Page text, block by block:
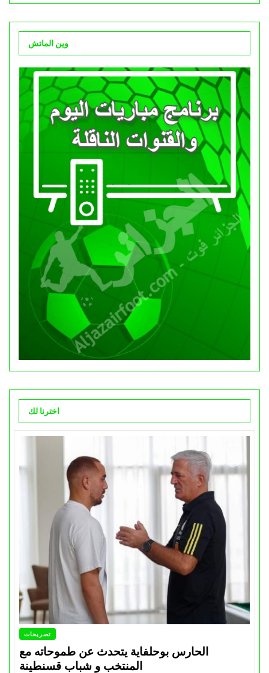
وين الماتش
اخترنا لك
تصريحات
الحارس بوحلفاية يتحدث عن طموحاته مع
المنتخب و شباب قسنطينة